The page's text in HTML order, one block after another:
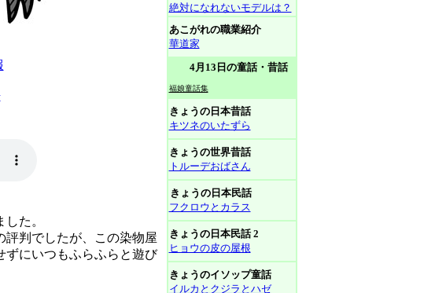
た。
判でしたが、この染物屋
ずにいつもふらふらと遊び
絶対になれないモデルは？
あこがれの職業紹介
華道家
4月13日の童話・昔話
福娘童話集
きょうの日本昔話
キツネのいたずら
きょうの世界昔話
トルーデおばさん
きょうの日本民話
フクロウとカラス
きょうの日本民話 2
ヒョウの皮の屋根
きょうのイソップ童話
イルカとクジラとハゼ